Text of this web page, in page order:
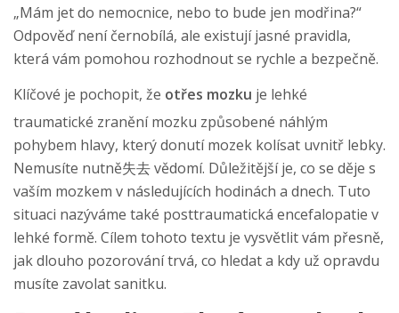
„Mám jet do nemocnice, nebo to bude jen modřina?“
Odpověď není černobílá, ale existují jasné pravidla,
která vám pomohou rozhodnout se rychle a bezpečně.
Klíčové je pochopit, že otřes mozku je lehké
traumatické zranění mozku způsobené náhlým
pohybem hlavy, který donutí mozek kolísat uvnitř lebky.
Nemusíte nutně失去 vědomí. Důležitější je, co se děje s
vaším mozkem v následujících hodinách a dnech. Tuto
situaci nazýváme také posttraumatická encefalopatie v
lehké formě. Cílem tohoto textu je vysvětlit vám přesně,
jak dlouho pozorování trvá, co hledat a kdy už opravdu
musíte zavolat sanitku.